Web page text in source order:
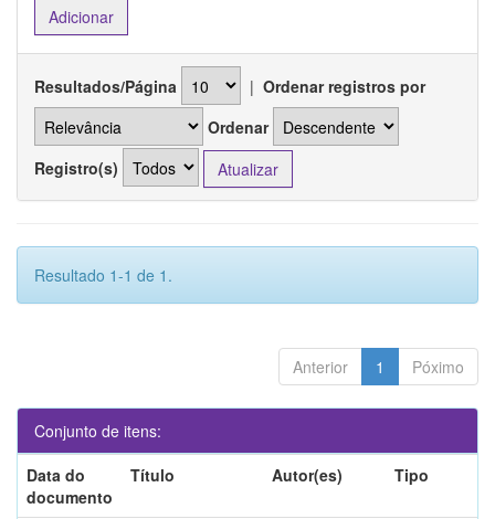
Resultados/Página | Ordenar registros por
Ordenar
Registro(s)
Resultado 1-1 de 1.
Anterior 1 Póximo
Conjunto de itens:
Data do
documento
Título Autor(es) Tipo